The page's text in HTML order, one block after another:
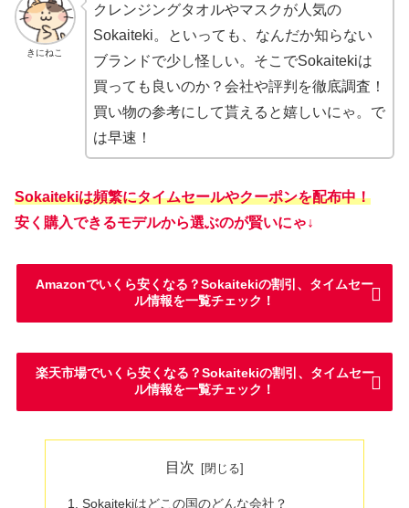
きにねこ
クレンジングタオルやマスクが人気の
Sokaiteki。といっても、なんだか知らない
ブランドで少し怪しい。そこでSokaitekiは
買っても良いのか？会社や評判を徹底調査！
買い物の参考にして貰えると嬉しいにゃ。で
は早速！
Sokaitekiは頻繁にタイムセールやクーポンを配布中！
安く購入できるモデルから選ぶのが賢いにゃ↓
Amazonでいくら安くなる？Sokaitekiの割引、タイムセー
ル情報を一覧チェック！
楽天市場でいくら安くなる？Sokaitekiの割引、タイムセー
ル情報を一覧チェック！
目次
Sokaitekiはどこの国のどんな会社？